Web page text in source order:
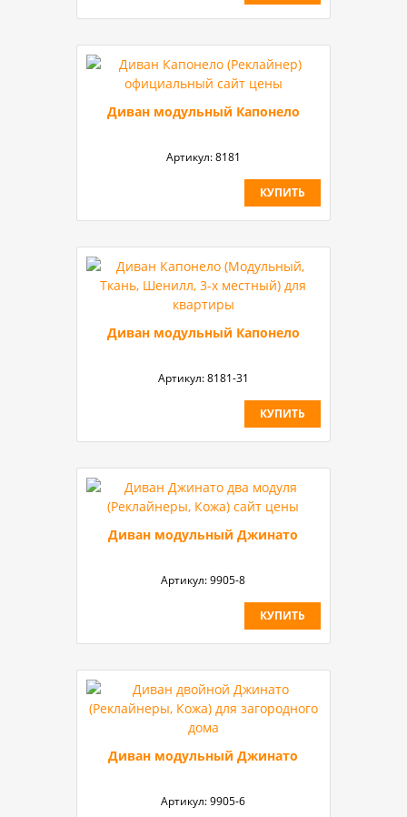
Диван модульный Капонело
Артикул:8181
КУПИТЬ
Диван модульный Капонело
Артикул:8181-31
КУПИТЬ
Диван модульный Джинато
Артикул:9905-8
КУПИТЬ
Диван модульный Джинато
Артикул:9905-6